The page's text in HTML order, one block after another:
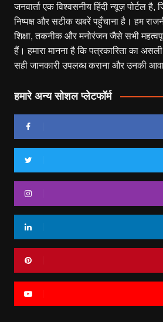
जनवार्ता एक विश्वसनीय हिंदी न्यूज़ पोर्टल
निष्पक्ष और सटीक खबरें पहुँचाना है। हम
शिक्षा, तकनीक और मनोरंजन जैसे सभी
हैं। हमारा मानना है कि पत्रकारिता का
सही जानकारी उपलब्ध कराना और उनकी
हमारे अन्य सोशल प्लेटफॉर्म